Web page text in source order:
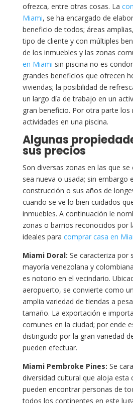
ofrezca, entre otras cosas. La
Miami, se ha encargado de
beneficio de todos; áreas
tipo de cliente y con múltiples
de los inmuebles y las zonas
en Miami sin piscina no es
grandes beneficios que ofrecen
viviendas; la posibilidad de
un largo día de trabajo en un
gran beneficio. Por otra parte los
actividades en una piscina.
Algunas
sus precios
Son diversas zonas en las que
sea nueva o usada; sin embargo
construcción o sus años de
cuando se ve lo bien cuidados
inmuebles. A continuación le
zonas o barrios reconocidos por
ideales para comprar casa en
Miami Doral: Se caracteriza por
mayoría venezolana y
es notorio en el vecindario.
aeropuerto, se convierte como
amplia variedad de tiendas a
tamaño. La exportación e
comunes en la ciudad; por ende
distinguido por la gran variedad
pueden efectuar.
Miami Pembroke Pines: Se
diversidad cultural que aloja esta
pueden encontrar personas de
todos los continentes en este